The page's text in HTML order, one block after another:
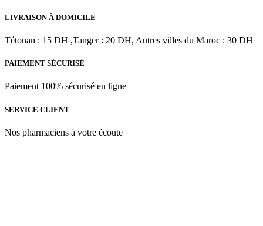
LIVRAISON À DOMICILE
Tétouan : 15 DH ,Tanger : 20 DH, Autres villes du Maroc : 30 DH
PAIEMENT SÉCURISÉ
Paiement 100% sécurisé en ligne
SERVICE CLIENT
Nos pharmaciens à votre écoute